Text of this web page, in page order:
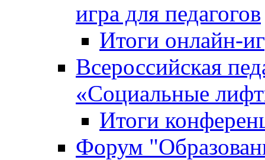
игра для педагогов
Итоги онлайн-
Всероссийская
«Cоциальные
Итоги
Форум